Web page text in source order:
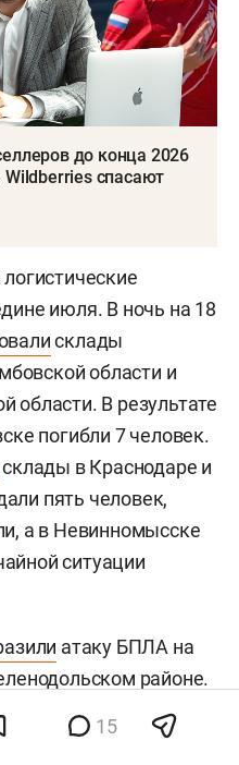
до конца 2026
Wildberries спасают
июля. В ночь на 18
склады
области и
области. В результате
погибли 7 человек.
склады в Краснодаре и
пять человек,
а в Невинномысске
ситуации
атаку БПЛА на
районе.
на который
полностью
выгорел
15